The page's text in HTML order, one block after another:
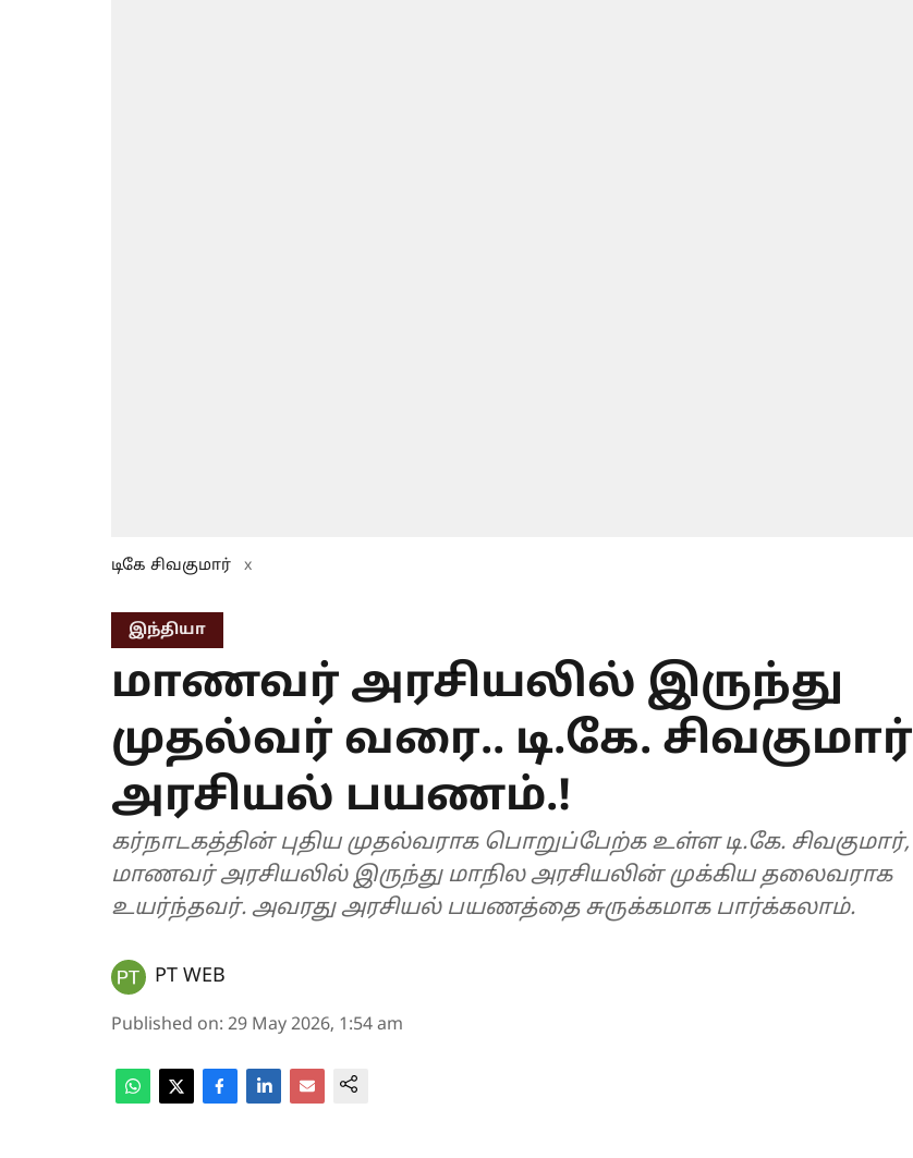
டிகே சிவகுமார் x
இந்தியா
மாணவர் அரசியலில் இருந்து
முதல்வர் வரை.. டி.கே. சிவகுமார்
அரசியல் பயணம்.!
கர்நாடகத்தின் புதிய முதல்வராக பொறுப்பேற்க உள்ள டி.கே. சிவகுமார்,
மாணவர் அரசியலில் இருந்து மாநில அரசியலின் முக்கிய தலைவராக
உயர்ந்தவர். அவரது அரசியல் பயணத்தை சுருக்கமாக பார்க்கலாம்.
PT WEB
Published on: 29 May 2026, 1:54 am